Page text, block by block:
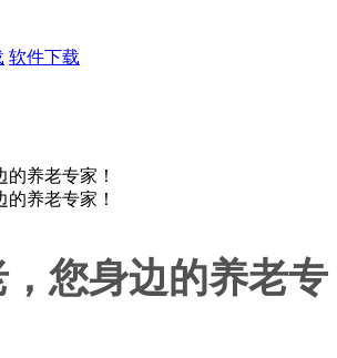
软件下载
您身边的养老专